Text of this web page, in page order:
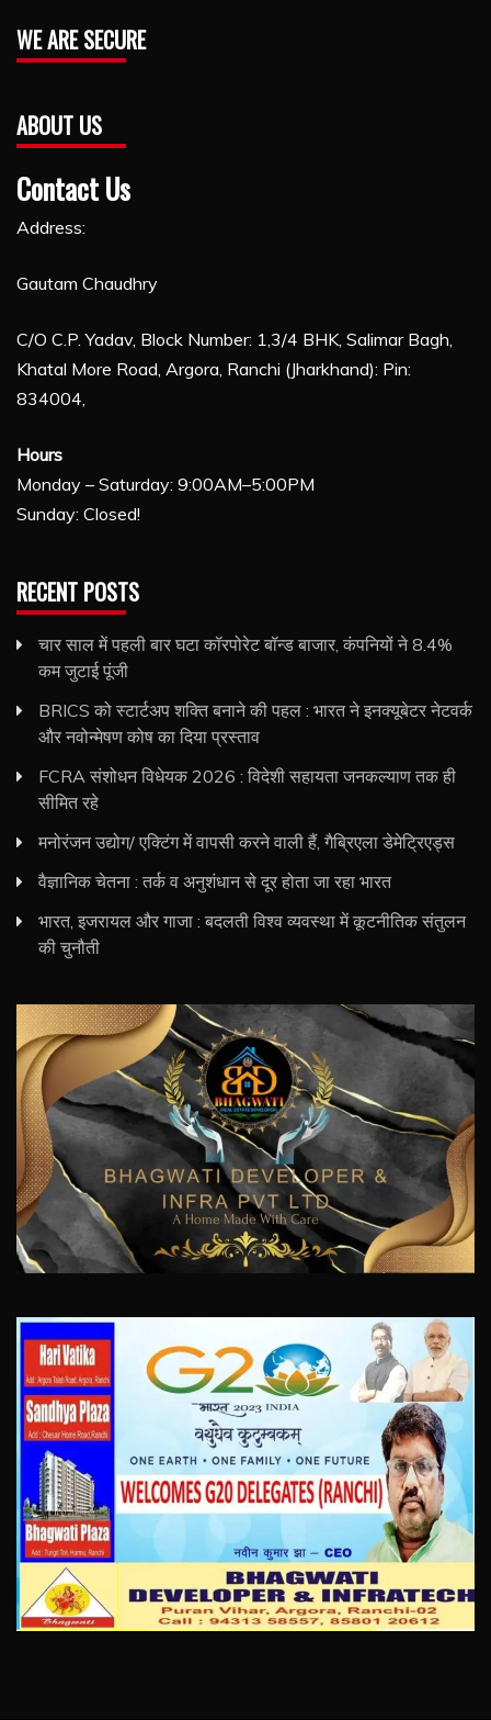
WE ARE SECURE
ABOUT US
Contact Us
Address:
Gautam Chaudhry
C/O C.P. Yadav, Block Number: 1,3/4 BHK, Salimar Bagh,
Khatal More Road, Argora, Ranchi (Jharkhand): Pin:
834004,
Hours
Monday – Saturday: 9:00AM–5:00PM
Sunday: Closed!
RECENT POSTS
चार साल में पहली बार घटा कॉरपोरेट बॉन्ड बाजार, कंपनियों ने 8.4%
कम जुटाई पूंजी
BRICS को स्टार्टअप शक्ति बनाने की पहल : भारत ने इनक्यूबेटर नेटवर्क
और नवोन्मेषण कोष का दिया प्रस्ताव
FCRA संशोधन विधेयक 2026 : विदेशी सहायता जनकल्याण तक ही
सीमित रहे
मनोरंजन उद्योग/ एक्टिंग में वापसी करने वाली हैं, गैब्रिएला डेमेट्रिएड्स
वैज्ञानिक चेतना : तर्क व अनुशंधान से दूर होता जा रहा भारत
भारत, इजरायल और गाजा : बदलती विश्व व्यवस्था में कूटनीतिक संतुलन
की चुनौती